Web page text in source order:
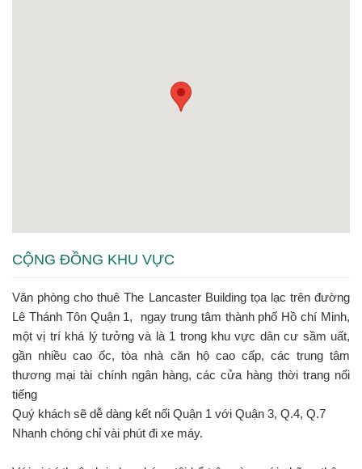
CỘNG ĐỒNG KHU VỰC
Văn phòng cho thuê The Lancaster Building tọa lạc trên đường
Lê Thánh Tôn Quận 1, ngay trung tâm thành phố Hồ chí Minh,
một vị trí khá lý tưởng và là 1 trong khu vực dân cư sầm uất,
gần nhiều cao ốc, tòa nhà căn hộ cao cấp, các trung tâm
thương mại tài chính ngân hàng, các cửa hàng thời trang nổi
tiếng
Quý khách sẽ dễ dàng kết nối Quận 1 với Quận 3, Q.4, Q.7
Nhanh chóng chỉ vài phút đi xe máy.